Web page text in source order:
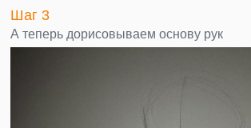
Шаг 3
А теперь дорисовываем основу рук